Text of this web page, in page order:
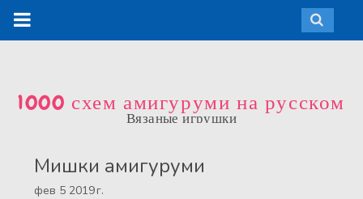
1000 схем амигуруми на русском
Вязаные игрушки
Мишки амигуруми
фев 5 2019 г.